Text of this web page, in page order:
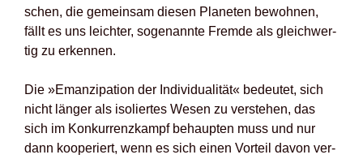
schen, die gemein­sam die­sen Pla­ne­ten bewoh­nen,
fällt es uns leich­ter, soge­nann­te Frem­de als gleich­wer­
tig zu erken­nen.
Die »Eman­zi­pa­ti­on der Indi­vi­dua­li­tät« bedeu­tet, sich
nicht län­ger als iso­lier­tes Wesen zu ver­ste­hen, das
sich im Kon­kur­renz­kampf behaup­ten muss und nur
dann koope­riert, wenn es sich einen Vor­teil davon ver­